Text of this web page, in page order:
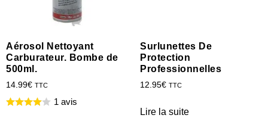
Aérosol Nettoyant
Carburateur. Bombe de
500ml.
14.99€ TTC
1 avis
Surlunettes De
Protection
Professionnelles
12.95€ TTC
Lire la suite